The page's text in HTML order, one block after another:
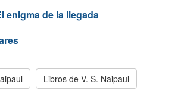
enigma de la llegada
Libros de V. S. Naipaul